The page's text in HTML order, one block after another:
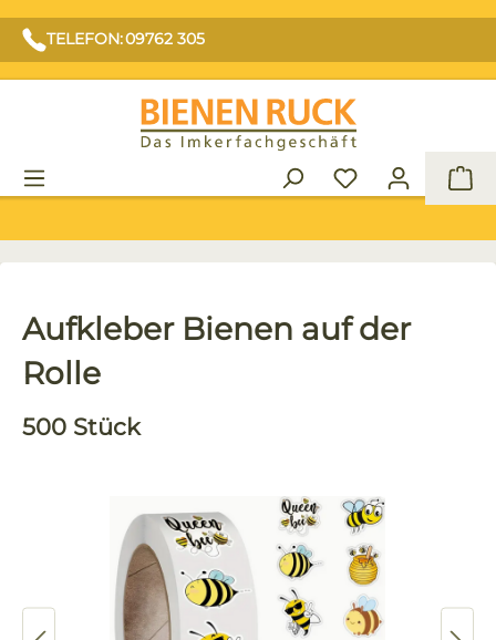
TELEFON: 09762 305
Aufkleber Bienen auf der
Rolle
500 Stück
Bildergalerie überspringen